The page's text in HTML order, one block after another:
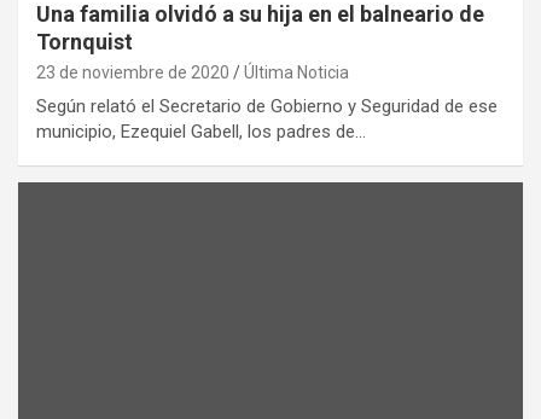
Una familia olvidó a su hija en el balneario de
Tornquist
23 de noviembre de 2020 Última Noticia
Según relató el Secretario de Gobierno y Seguridad de ese
municipio, Ezequiel Gabell, los padres de…